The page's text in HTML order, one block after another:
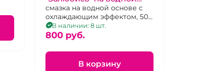
основе
смазка на водной основе с
охлаждающим эффектом, 50
грамм
В наличии: 8 шт.
800 pуб.
В корзину